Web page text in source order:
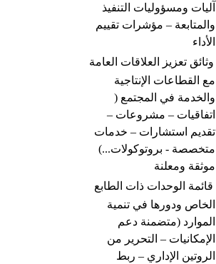
آليات ومسؤوليات التنفيذ
والمتابعة – مؤشرات تقييم
الأداء
وثائق تعزيز العلاقات العامة
مع القطاعات الإنتاجية
والخدمة في المجتمع (
اتفاقيات – مشروعات –
تقديم استشارات – خدمات
متخصصة - بروتوكولات...)
موثقة ومعلنة
قائمة الوحدات ذات الطابع
الخاص ودورها في تنمية
الموارد (متضمنة دعم
الإمكانيات – التحرير من
الروتين الإداري – ربط